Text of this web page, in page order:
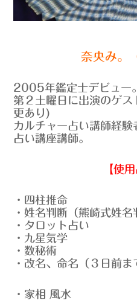
奈央み。
2005年鑑定士デビュー。
第２土曜日に出演のゲ
更あり)
カルチャー占い講師経験
占い講座講師。
【使
・四柱推命
・姓名判断（熊崎式姓名
・タロット占い
・九星気学
・数秘術
・改名、命名（３日前ま
・家相 風水